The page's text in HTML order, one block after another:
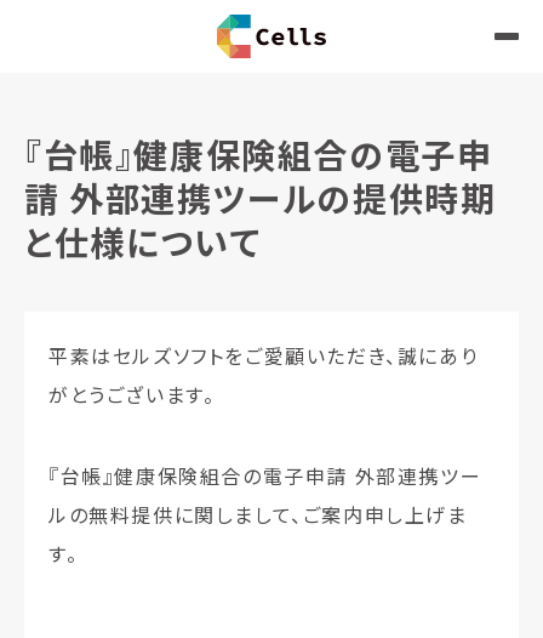
『台帳』健康保険組合の電子申
請 外部連携ツールの提供時期
と仕様について
平素はセルズソフトをご愛顧いただき、誠にあり
がとうございます。
『台帳』健康保険組合の電子申請 外部連携ツー
ルの無料提供に関しまして、ご案内申し上げま
す。